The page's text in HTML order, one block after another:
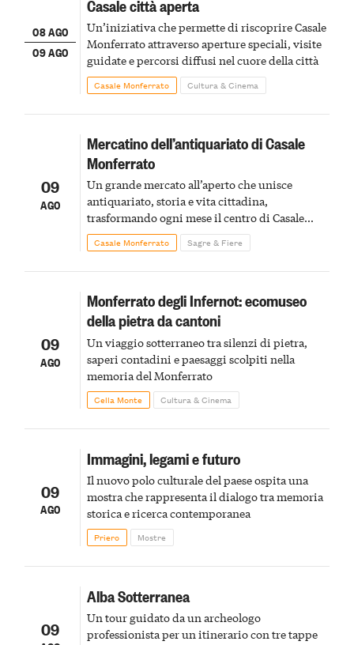
08 AGO
09 AGO
Casale città aperta
Un’iniziativa che permette di riscoprire Casale
Monferrato attraverso aperture speciali, visite
guidate e percorsi diffusi nel cuore della città
Casale Monferrato Cultura & Cinema
09
AGO
Mercatino dell’antiquariato di Casale
Monferrato
Un grande mercato all’aperto che unisce
antiquariato, storia e vita cittadina,
trasformando ogni mese il centro di Casale
Monferrato in un luogo di scoperta e racconto
Casale Monferrato Sagre & Fiere
09
AGO
Monferrato degli Infernot: ecomuseo
della pietra da cantoni
Un viaggio sotterraneo tra silenzi di pietra,
saperi contadini e paesaggi scolpiti nella
memoria del Monferrato
Cella Monte Cultura & Cinema
09
AGO
Immagini, legami e futuro
Il nuovo polo culturale del paese ospita una
mostra che rappresenta il dialogo tra memoria
storica e ricerca contemporanea
Priero Mostre
09
Alba Sotterranea
Un tour guidato da un archeologo
professionista per un itinerario con tre tappe